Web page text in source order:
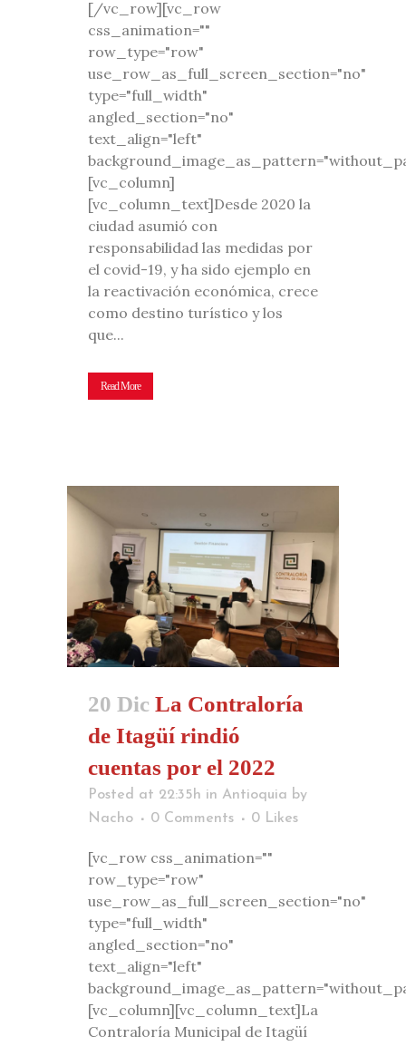
[/vc_row][vc_row
css_animation=""
row_type="row"
use_row_as_full_screen_section="no"
type="full_width"
angled_section="no"
text_align="left"
[vc_column]
[vc_column_text]Desde 2020 la
ciudad asumió con
responsabilidad las medidas por
el covid-19, y ha sido ejemplo en
la reactivación económica, crece
como destino turístico y los
que...
Read More
20 Dic La Contraloría
de Itagüí rindió
cuentas por el 2022
Posted at 22:35h in Antioquia by
Nacho
0 Comments 0 Likes
[vc_row css_animation=""
row_type="row"
use_row_as_full_screen_section="no"
type="full_width"
angled_section="no"
text_align="left"
[vc_column][vc_column_text]La
Contraloría Municipal de Itagüí